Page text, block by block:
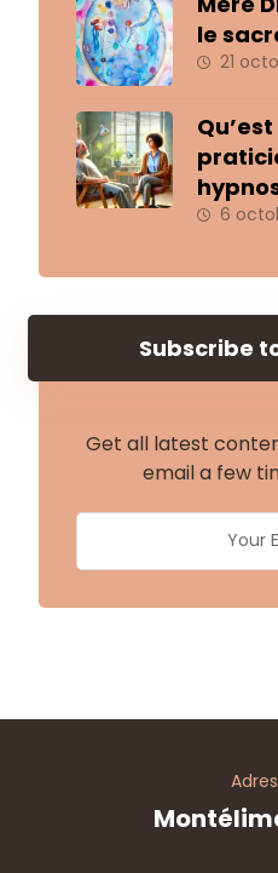
le
21
6
Subscribe
Get all latest
email a few